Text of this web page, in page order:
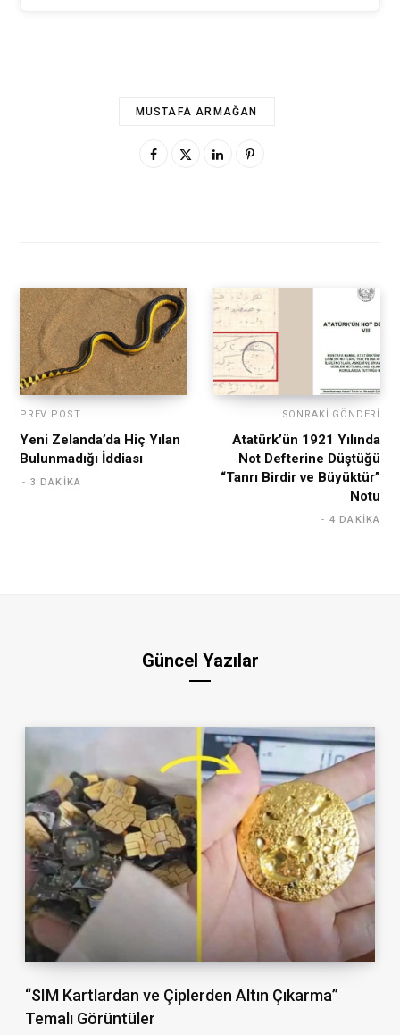
MUSTAFA ARMAĞAN
PREV POST
Yeni Zelanda’da Hiç Yılan
Bulunmadığı İddiası
3 DAKIKA
SONRAKI GÖNDERI
Atatürk’ün 1921 Yılında
Not Defterine Düştüğü
“Tanrı Birdir ve Büyüktür”
Notu
4 DAKIKA
Güncel Yazılar
“SIM Kartlardan ve Çiplerden Altın Çıkarma”
Temalı Görüntüler